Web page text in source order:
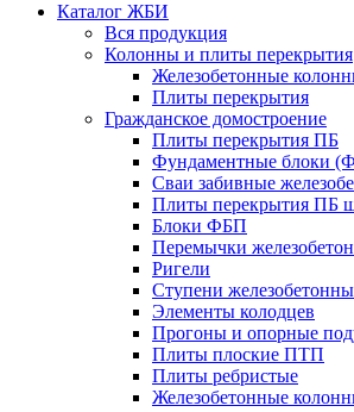
Каталог ЖБИ
Вся продукция
Колонны и плиты перекрытия
Железобетонные
Плиты перекрытия
Гражданское домостроение
Плиты перекрытия ПБ
Фундаментные блоки
Сваи забивные
Плиты перекрытия ПБ
Блоки ФБП
Перемычки
Ригели
Ступени
Элементы колодцев
Прогоны и опорные
Плиты плоские ПТП
Плиты ребристые
Железобетонные